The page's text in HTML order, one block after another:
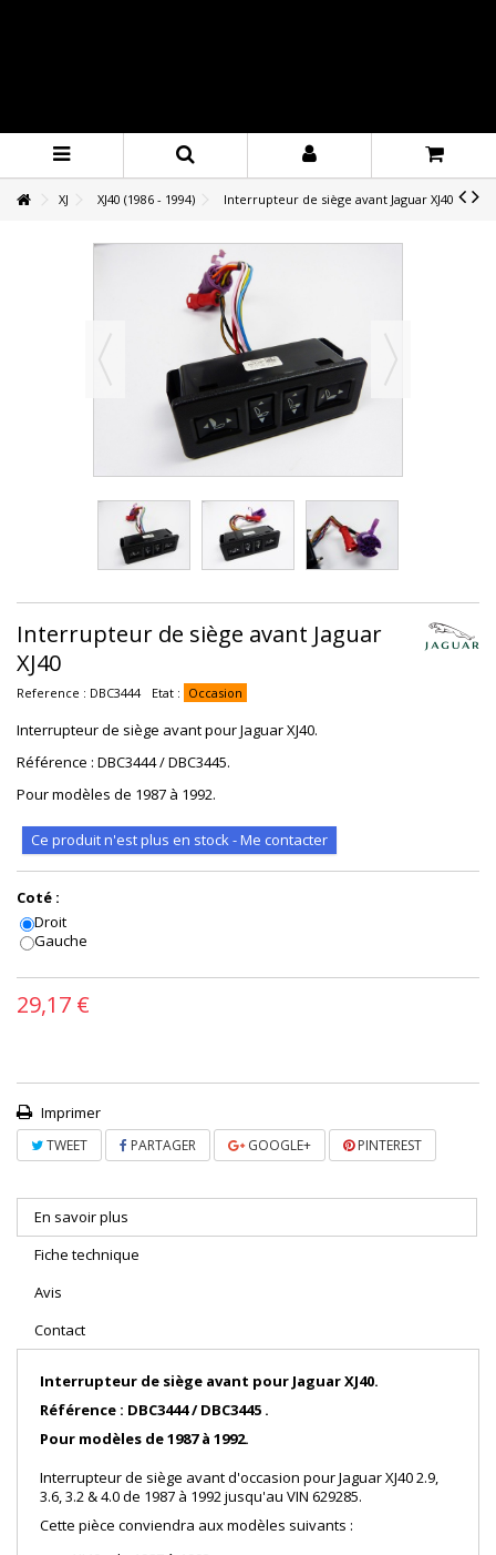
XJ XJ40 (1986 - 1994) Interrupteur de siège avant Jaguar XJ40
Interrupteur de siège avant Jaguar
XJ40
Reference : DBC3444 Etat : Occasion
Interrupteur de siège avant pour Jaguar XJ40.
Référence : DBC3444 / DBC3445.
Pour modèles de 1987 à 1992.
Ce produit n'est plus en stock - Me contacter
Coté :
Droit
Gauche
29,17 €
Imprimer
TWEET PARTAGER GOOGLE+ PINTEREST
En savoir plus
Fiche technique
Avis
Contact
Interrupteur de siège avant pour Jaguar XJ40.
Référence : DBC3444 / DBC3445 .
Pour modèles de 1987 à 1992.
Interrupteur de siège avant d'occasion pour Jaguar XJ40 2.9,
3.6, 3.2 & 4.0 de 1987 à 1992 jusqu'au VIN 629285.
Cette pièce conviendra aux modèles suivants :